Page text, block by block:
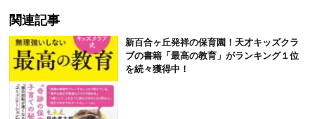
関連記事
新百合ヶ丘発祥の保育園！天才キッズクラ
ブの書籍「最高の教育」がランキング１位
を続々獲得中！